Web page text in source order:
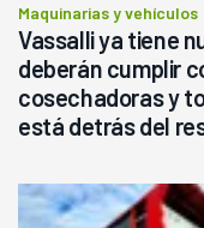
Maquinarias y vehículos
Vassalli ya tiene
deberán cumplir
cosechadoras y
está detrás del